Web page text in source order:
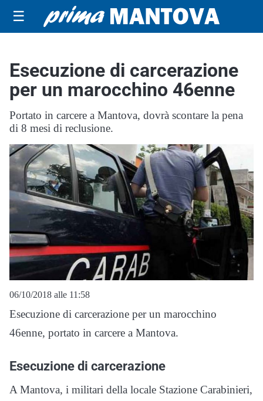
☰
Esecuzione di carcerazione
per un marocchino 46enne
Portato in carcere a Mantova, dovrà scontare la pena
di 8 mesi di reclusione.
06/10/2018 alle 11:58
Esecuzione di carcerazione per un marocchino
46enne, portato in carcere a Mantova.
Esecuzione di carcerazione
A Mantova, i militari della locale Stazione Carabinieri,